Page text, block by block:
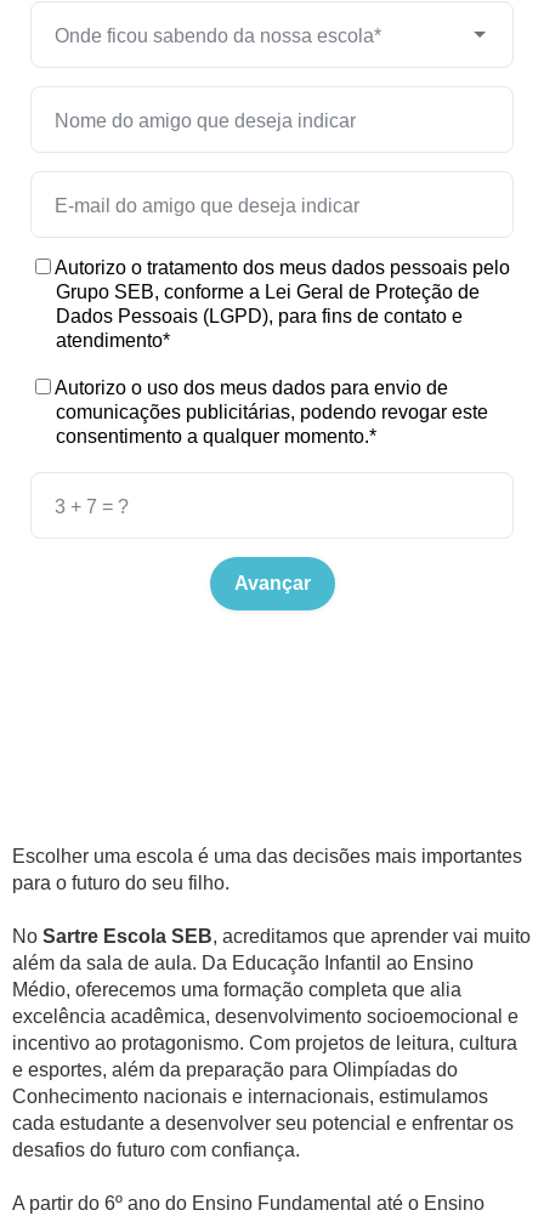
Autorizo o tratamento dos meus dados pessoais pelo
Grupo SEB, conforme a Lei Geral de Proteção de
Dados Pessoais (LGPD), para fins de contato e
atendimento*
Autorizo o uso dos meus dados para envio de
comunicações publicitárias, podendo revogar este
consentimento a qualquer momento.*
Avançar
Escolher uma escola é uma das decisões mais importantes
para o futuro do seu filho.
No Sartre Escola SEB, acreditamos que aprender vai muito
além da sala de aula. Da Educação Infantil ao Ensino
Médio, oferecemos uma formação completa que alia
excelência acadêmica, desenvolvimento socioemocional e
incentivo ao protagonismo. Com projetos de leitura, cultura
e esportes, além da preparação para Olimpíadas do
Conhecimento nacionais e internacionais, estimulamos
cada estudante a desenvolver seu potencial e enfrentar os
desafios do futuro com confiança.
A partir do 6º ano do Ensino Fundamental até o Ensino